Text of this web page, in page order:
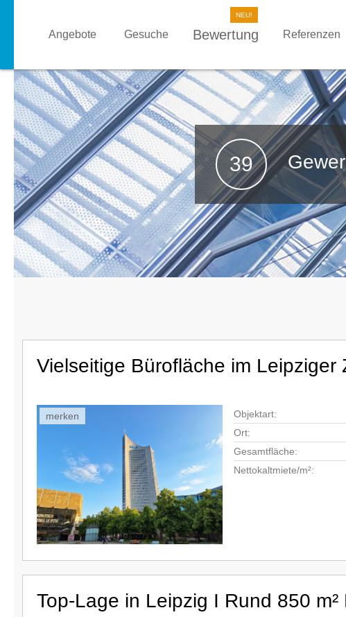
Angebote Gesuche Bewertung Referenzen
39
Vielseitige Bürofläche im Leipziger
merken Objektart:
Ort:
Gesamtfläche:
Nettokaltmiete/m²:
Top-Lage in Leipzig I Rund 850